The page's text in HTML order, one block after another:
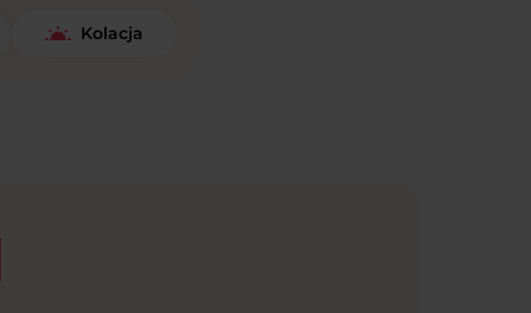
Kolacja